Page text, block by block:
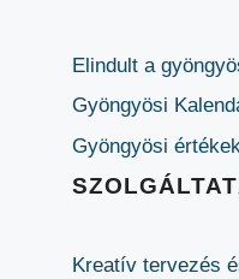
Elindult a
Gyöngyösi
Gyöngyösi
Kreatív tervezés